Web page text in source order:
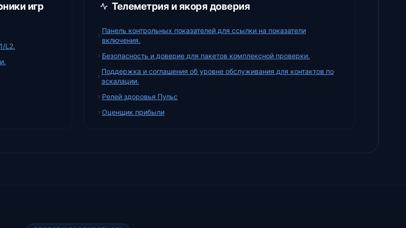
игр
L2.
Телеметрия и якоря доверия
Панель контрольных показателей для ссылки на показатели
включения.
Безопасность и доверие для пакетов комплексной проверки.
Поддержка и соглашения об уровне обслуживания для контактов по
эскалации.
Релей здоровья Пульс
Оценщик прибыли